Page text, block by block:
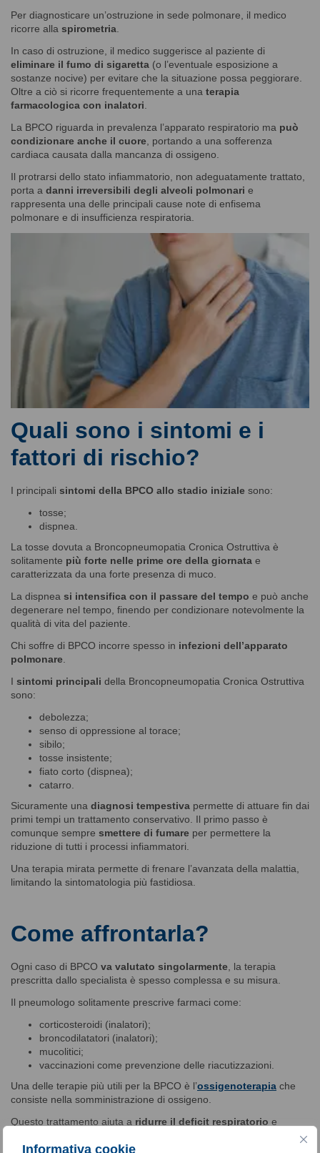
Informativa cookie
Per diagnosticare un’ostruzione in sede polmonare, il medico
ricorre alla spirometria
In caso di ostruzione, il medico suggerisce al paziente di
eliminare il fumo di sigaretta (o l’eventuale esposizione a
sostanze nocive) per evitare che la situazione possa peggiorare.
Oltre a ciò si ricorre frequentemente a una terapia
farmacologica con inalatori
La BPCO riguarda in prevalenza l’apparato respiratorio ma può
condizionare anche il cuore , portando a una sofferenza
cardiaca causata dalla mancanza di ossigeno.
Il protrarsi dello stato infiammatorio, non adeguatamente trattato,
porta a danni irreversibili degli alveoli polmonari e
rappresenta una delle principali cause note di enfisema
polmonare e di insufficienza respiratoria.
Quali sono i sintomi e i
fattori di rischio?
I principali sintomi della BPCO allo stadio iniziale sono:
tosse;
dispnea.
La tosse dovuta a Broncopneumopatia Cronica Ostruttiva è
solitamente più forte nelle prime ore della giornata e
caratterizzata da una forte presenza di muco.
La dispnea si intensifica con il passare del tempo e può anche
degenerare nel tempo, finendo per condizionare notevolmente la
qualità di vita del paziente.
Chi soffre di BPCO incorre spesso in infezioni dell’apparato
polmonare
I sintomi principali della Broncopneumopatia Cronica Ostruttiva
sono:
debolezza;
senso di oppressione al torace;
sibilo;
tosse insistente;
fiato corto (dispnea);
catarro.
Sicuramente una diagnosi tempestiva permette di attuare fin dai
primi tempi un trattamento conservativo. Il primo passo è
comunque sempre smettere di fumare per permettere la
riduzione di tutti i processi infiammatori.
Una terapia mirata permette di frenare l’avanzata della malattia,
limitando la sintomatologia più fastidiosa.
Come affrontarla?
Ogni caso di BPCO va valutato singolarmente , la terapia
prescritta dallo specialista è spesso complessa e su misura.
Il pneumologo solitamente prescrive farmaci come:
corticosteroidi (inalatori);
broncodilatatori (inalatori);
mucolitici;
vaccinazioni come prevenzione delle riacutizzazioni.
Una delle terapie più utili per la BPCO è l’ossigenoterapia che
consiste nella somministrazione di ossigeno.
Questo trattamento aiuta a ridurre il deficit respiratorio e
dei tessuti.